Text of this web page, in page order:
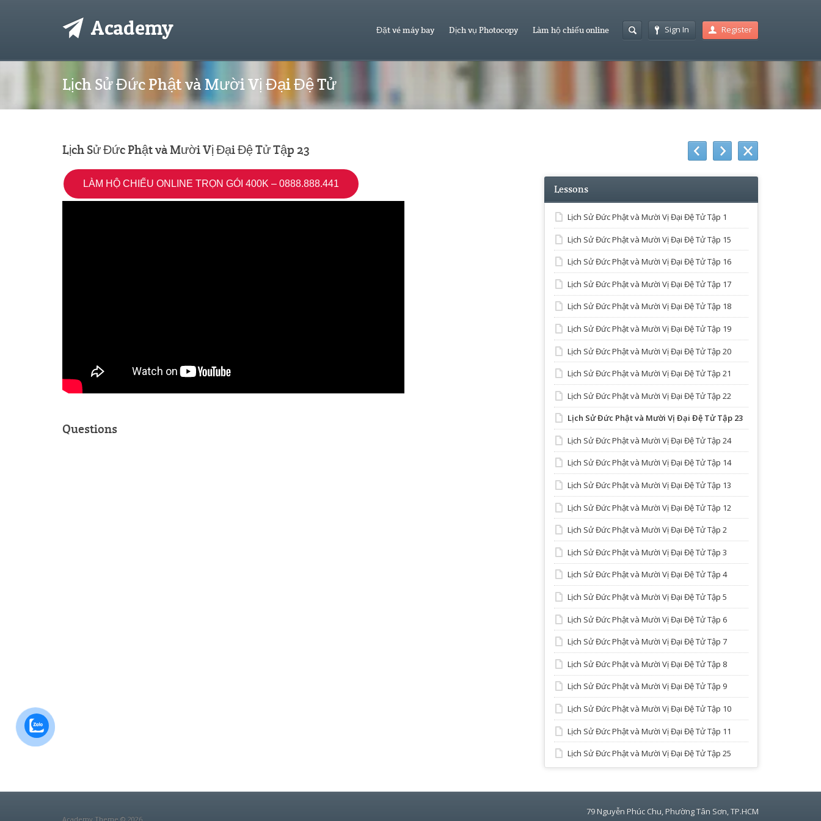
Sign In Register
Đặt vé máy bay Dịch vụ Photocopy Làm hộ chiếu online
Lịch Sử Đức Phật và Mười Vị Đại Đệ Tử
Lịch Sử Đức Phật và Mười Vị Đại Đệ Tử Tập 23
LÀM HỘ CHIẾU ONLINE TRỌN GÓI 400K – 0888.888.441
Questions
Lessons
Lịch Sử Đức Phật và Mười Vị Đại Đệ Tử Tập 1
Lịch Sử Đức Phật và Mười Vị Đại Đệ Tử Tập 15
Lịch Sử Đức Phật và Mười Vị Đại Đệ Tử Tập 16
Lịch Sử Đức Phật và Mười Vị Đại Đệ Tử Tập 17
Lịch Sử Đức Phật và Mười Vị Đại Đệ Tử Tập 18
Lịch Sử Đức Phật và Mười Vị Đại Đệ Tử Tập 19
Lịch Sử Đức Phật và Mười Vị Đại Đệ Tử Tập 20
Lịch Sử Đức Phật và Mười Vị Đại Đệ Tử Tập 21
Lịch Sử Đức Phật và Mười Vị Đại Đệ Tử Tập 22
Lịch Sử Đức Phật và Mười Vị Đại Đệ Tử Tập 23
Lịch Sử Đức Phật và Mười Vị Đại Đệ Tử Tập 24
Lịch Sử Đức Phật và Mười Vị Đại Đệ Tử Tập 14
Lịch Sử Đức Phật và Mười Vị Đại Đệ Tử Tập 13
Lịch Sử Đức Phật và Mười Vị Đại Đệ Tử Tập 12
Lịch Sử Đức Phật và Mười Vị Đại Đệ Tử Tập 2
Lịch Sử Đức Phật và Mười Vị Đại Đệ Tử Tập 3
Lịch Sử Đức Phật và Mười Vị Đại Đệ Tử Tập 4
Lịch Sử Đức Phật và Mười Vị Đại Đệ Tử Tập 5
Lịch Sử Đức Phật và Mười Vị Đại Đệ Tử Tập 6
Lịch Sử Đức Phật và Mười Vị Đại Đệ Tử Tập 7
Lịch Sử Đức Phật và Mười Vị Đại Đệ Tử Tập 8
Lịch Sử Đức Phật và Mười Vị Đại Đệ Tử Tập 9
Lịch Sử Đức Phật và Mười Vị Đại Đệ Tử Tập 10
Lịch Sử Đức Phật và Mười Vị Đại Đệ Tử Tập 11
Lịch Sử Đức Phật và Mười Vị Đại Đệ Tử Tập 25
Academy Theme © 2026
79 Nguyễn Phúc Chu, Phường Tân Sơn, TP.HCM